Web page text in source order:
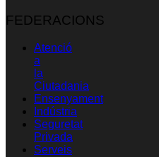
FEDERACIONS
Atenció
a
la
Ciutadania
Ensenyament
Indústria
Seguretat
Privada
Serveis